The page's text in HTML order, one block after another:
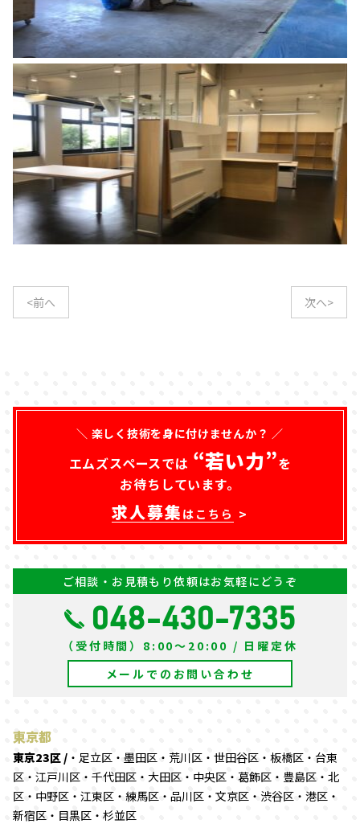
<前へ 次へ>
＼ 楽しく技術を身に付けませんか？ ／
エムズスペースでは “若い力”を
お待ちしています。
求人募集 はこちら
ご相談・お見積もり依頼はお気軽にどうぞ
048-430-7335
（受付時間）8:00～20:00 / 日曜定休
メールでのお問い合わせ
東京都
東京23区 / ・足立区・墨田区・荒川区・世田谷区・板橋区・台東
区・江戸川区・千代田区・大田区・中央区・葛飾区・豊島区・北
区・中野区・江東区・練馬区・品川区・文京区・渋谷区・港区・
新宿区・目黒区・杉並区